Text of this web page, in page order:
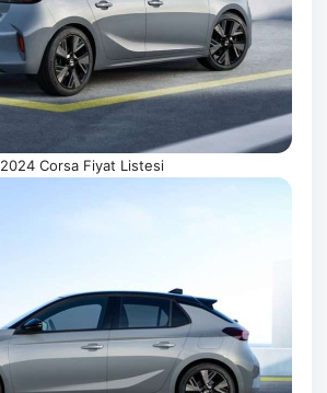
2024 Corsa Fiyat Listesi